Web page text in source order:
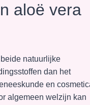
aloë vera
natuurlijke
dan het
en
algemeen welzijn kan